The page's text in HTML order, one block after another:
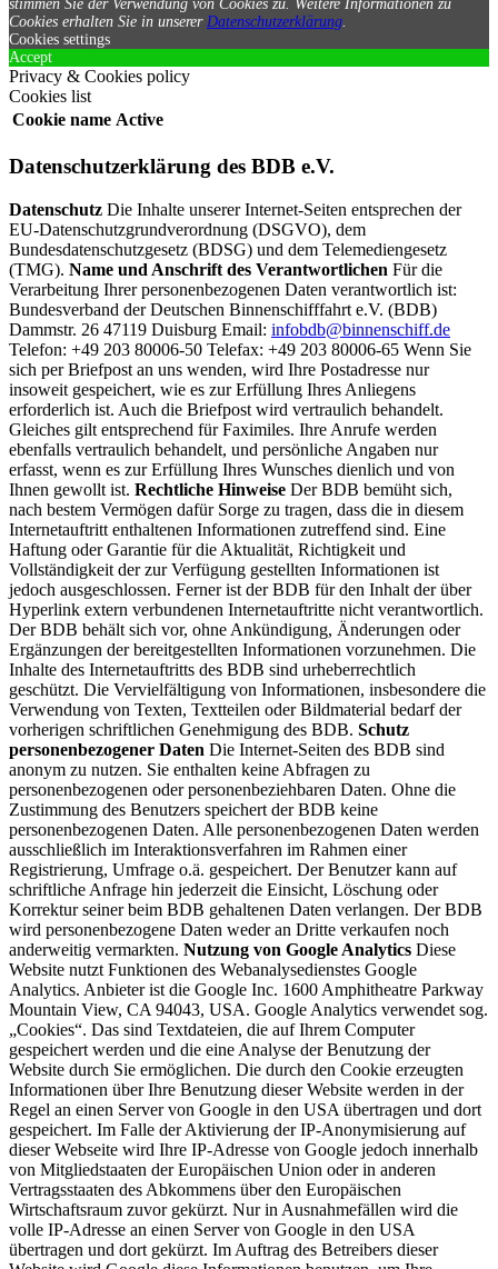
stimmen Sie der Verwendung von Cookies zu. Weitere Informationen zu
Cookies erhalten Sie in unserer Datenschutzerklärung.
Cookies settings
Accept
Privacy & Cookies policy
Cookies list
Cookie name Active
Datenschutzerklärung des BDB e.V.
Datenschutz Die Inhalte unserer Internet-Seiten entsprechen der
EU-Datenschutzgrundverordnung (DSGVO), dem
Bundesdatenschutzgesetz (BDSG) und dem Telemediengesetz
(TMG). Name und Anschrift des Verantwortlichen Für die
Verarbeitung Ihrer personenbezogenen Daten verantwortlich ist:
Bundesverband der Deutschen Binnenschifffahrt e.V. (BDB)
Dammstr. 26 47119 Duisburg Email: infobdb@binnenschiff.de
Telefon: +49 203 80006-50 Telefax: +49 203 80006-65 Wenn Sie
sich per Briefpost an uns wenden, wird Ihre Postadresse nur
insoweit gespeichert, wie es zur Erfüllung Ihres Anliegens
erforderlich ist. Auch die Briefpost wird vertraulich behandelt.
Gleiches gilt entsprechend für Faximiles. Ihre Anrufe werden
ebenfalls vertraulich behandelt, und persönliche Angaben nur
erfasst, wenn es zur Erfüllung Ihres Wunsches dienlich und von
Ihnen gewollt ist. Rechtliche Hinweise Der BDB bemüht sich,
nach bestem Vermögen dafür Sorge zu tragen, dass die in diesem
Internetauftritt enthaltenen Informationen zutreffend sind. Eine
Haftung oder Garantie für die Aktualität, Richtigkeit und
Vollständigkeit der zur Verfügung gestellten Informationen ist
jedoch ausgeschlossen. Ferner ist der BDB für den Inhalt der über
Hyperlink extern verbundenen Internetauftritte nicht verantwortlich.
Der BDB behält sich vor, ohne Ankündigung, Änderungen oder
Ergänzungen der bereitgestellten Informationen vorzunehmen. Die
Inhalte des Internetauftritts des BDB sind urheberrechtlich
geschützt. Die Vervielfältigung von Informationen, insbesondere die
Verwendung von Texten, Textteilen oder Bildmaterial bedarf der
vorherigen schriftlichen Genehmigung des BDB. Schutz
personenbezogener Daten Die Internet-Seiten des BDB sind
anonym zu nutzen. Sie enthalten keine Abfragen zu
personenbezogenen oder personenbeziehbaren Daten. Ohne die
Zustimmung des Benutzers speichert der BDB keine
personenbezogenen Daten. Alle personenbezogenen Daten werden
ausschließlich im Interaktionsverfahren im Rahmen einer
Registrierung, Umfrage o.ä. gespeichert. Der Benutzer kann auf
schriftliche Anfrage hin jederzeit die Einsicht, Löschung oder
Korrektur seiner beim BDB gehaltenen Daten verlangen. Der BDB
wird personenbezogene Daten weder an Dritte verkaufen noch
anderweitig vermarkten. Nutzung von Google Analytics Diese
Website nutzt Funktionen des Webanalysedienstes Google
Analytics. Anbieter ist die Google Inc. 1600 Amphitheatre Parkway
Mountain View, CA 94043, USA. Google Analytics verwendet sog.
„Cookies“. Das sind Textdateien, die auf Ihrem Computer
gespeichert werden und die eine Analyse der Benutzung der
Website durch Sie ermöglichen. Die durch den Cookie erzeugten
Informationen über Ihre Benutzung dieser Website werden in der
Regel an einen Server von Google in den USA übertragen und dort
gespeichert. Im Falle der Aktivierung der IP-Anonymisierung auf
dieser Webseite wird Ihre IP-Adresse von Google jedoch innerhalb
von Mitgliedstaaten der Europäischen Union oder in anderen
Vertragsstaaten des Abkommens über den Europäischen
Wirtschaftsraum zuvor gekürzt. Nur in Ausnahmefällen wird die
volle IP-Adresse an einen Server von Google in den USA
übertragen und dort gekürzt. Im Auftrag des Betreibers dieser